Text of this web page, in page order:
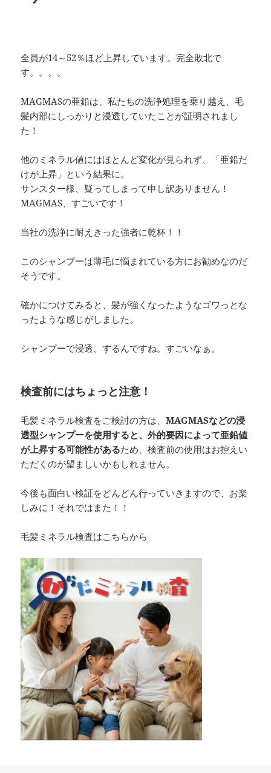
全員が14～52％ほど上昇しています。完全敗北で
す。。。。
MAGMASの亜鉛は、私たちの洗浄処理を乗り越え、毛
髪内部にしっかりと浸透していたことが証明されまし
た！
他のミネラル値にはほとんど変化が見られず、「亜鉛だ
けが上昇」という結果に。
サンスター様、疑ってしまって申し訳ありません！
MAGMAS、すごいです！
当社の洗浄に耐えきった強者に乾杯！！
このシャンプーは薄毛に悩まれている方にお勧めなのだ
そうです。
確かにつけてみると、髪が強くなったようなゴワっとな
ったような感じがしました。
シャンプーで浸透、するんですね。すごいなぁ。
検査前にはちょっと注意！
毛髪ミネラル検査をご検討の方は、MAGMASなどの浸
透型シャンプーを使用すると、外的要因によって亜鉛値
が上昇する可能性があるため、検査前の使用はお控えい
ただくのが望ましいかもしれません。
今後も面白い検証をどんどん行っていきますので、お楽
しみに！それではまた！！
毛髪ミネラル検査はこちらから